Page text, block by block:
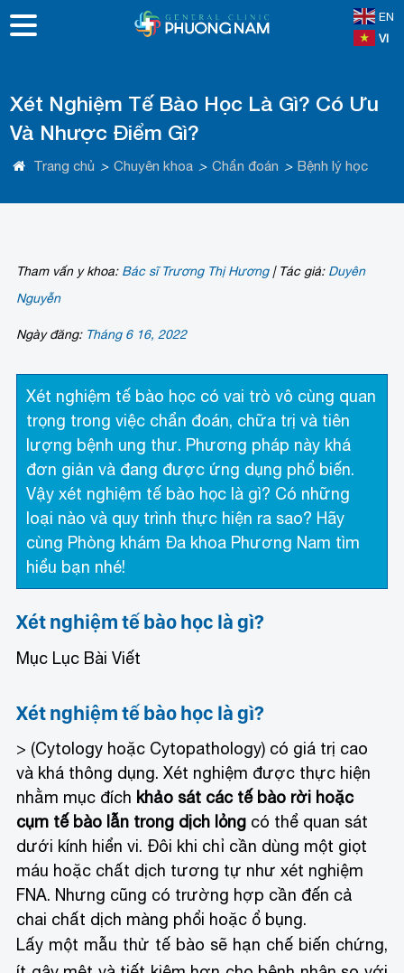
EN
VI
Xét Nghiệm Tế Bào Học Là Gì? Có Ưu
Và Nhược Điểm Gì?
Trang chủ > Chuyên khoa > Chẩn đoán > Bệnh lý học
Tham vấn y khoa: Bác sĩ Trương Thị Hương |Tác giả: Duyên
Nguyễn
Ngày đăng: Tháng 6 16, 2022
Xét nghiệm tế bào học có vai trò vô cùng quan
trọng trong việc chẩn đoán, chữa trị và tiên
lượng bệnh ung thư. Phương pháp này khá
đơn giản và đang được ứng dụng phổ biến.
Vậy xét nghiệm tế bào học là gì? Có những
loại nào và quy trình thực hiện ra sao? Hãy
cùng Phòng khám Đa khoa Phương Nam tìm
hiểu bạn nhé!
Xét nghiệm tế bào học là gì?
Mục Lục Bài Viết
Xét nghiệm tế bào học là gì?
> (Cytology hoặc Cytopathology) có giá trị cao
và khá thông dụng. Xét nghiệm được thực hiện
nhằm mục đích khảo sát các tế bào rời hoặc
cụm tế bào lẫn trong dịch lỏng có thể quan sát
dưới kính hiển vi. Đôi khi chỉ cần dùng một giọt
máu hoặc chất dịch tương tự như xét nghiệm
FNA. Nhưng cũng có trường hợp cần đến cả
chai chất dịch màng phổi hoặc ổ bụng.
Lấy một mẫu thử tế bào sẽ hạn chế biến chứng,